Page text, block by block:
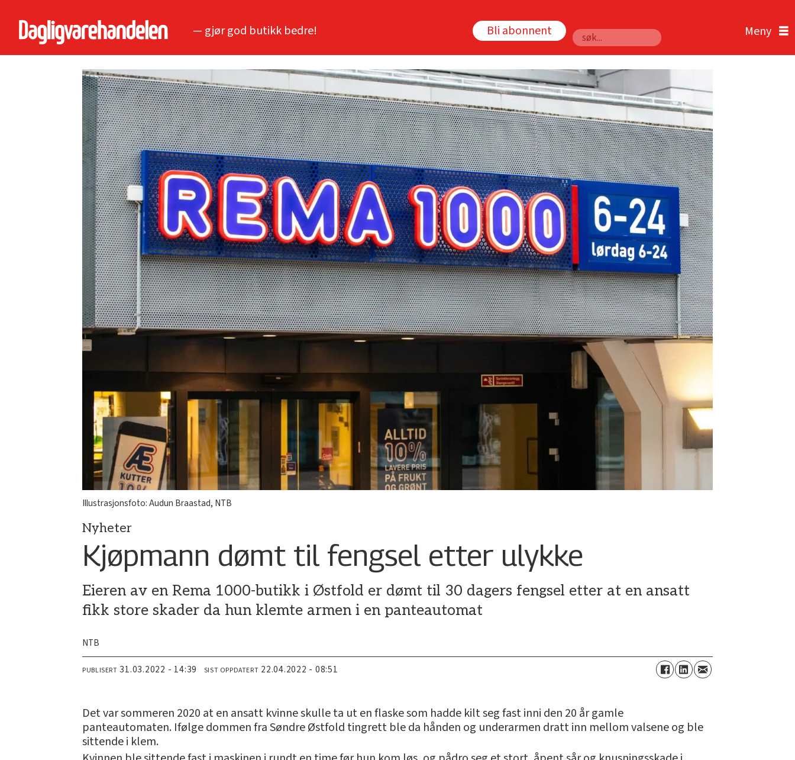
— gjør god butikk bedre! Bli abonnent
Søk
Illustrasjonsfoto: Audun Braastad, NTB
Nyheter
Kjøpmann dømt til fengsel etter ulykke
Eieren av en Rema 1000-butikk i Østfold er dømt til 30 dagers fengsel etter at en ansatt
fikk store skader da hun klemte armen i en panteautomat
NTB
PUBLISERT 31.03.2022 - 14:39 SIST OPPDATERT 22.04.2022 - 08:51
Det var sommeren 2020 at en ansatt kvinne skulle ta ut en flaske som hadde kilt seg fast inni den 20 år gamle
panteautomaten. Ifølge dommen fra Søndre Østfold tingrett ble da hånden og underarmen dratt inn mellom valsene og ble
sittende i klem.